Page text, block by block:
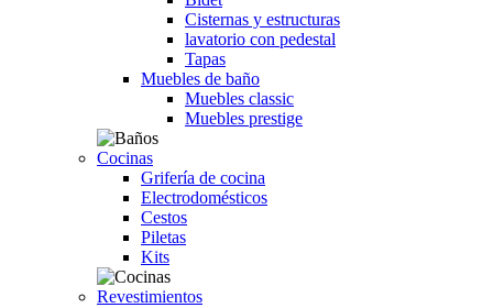
Cisternas y estructuras
lavatorio con pedestal
Tapas
Muebles de baño
Muebles classic
Muebles prestige
Cocinas
Grifería de cocina
Electrodomésticos
Cestos
Piletas
Kits
Revestimientos